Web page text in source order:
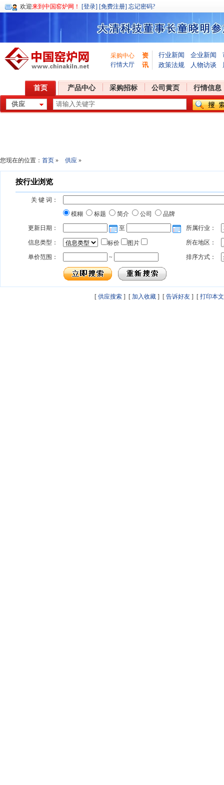
欢迎来到中国窑炉网！ [登录] [免费注册] 忘记密码?
采购中心
行情大厅
资
讯
行业新闻 企业新闻
政策法规
人物访谈
首页 产品中心 采购招标 公司黄页 行情信息
您现在的位置： 首页 » 供应 »
按行业浏览
关 键 词：
模糊
标题 简介 公司
品牌
更新日期：
至 所属行业：
信息类型： 标价 图片 所在地区：
单价范围： ~ 排序方式：
[ 供应搜索 ] [ 加入收藏 ] [ 告诉好友 ] [ 打印本文